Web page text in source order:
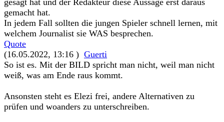
gesagt hat und der Redakteur diese Aussage erst daraus
gemacht hat.
In jedem Fall sollten die jungen Spieler schnell lernen, mit
welchem Journalist sie WAS besprechen.
Quote
(16.05.2022, 13:16 ) Guerti
So ist es. Mit der BILD spricht man nicht, weil man nicht
weiß, was am Ende raus kommt.
Ansonsten steht es Elezi frei, andere Alternativen zu
prüfen und woanders zu unterschreiben.